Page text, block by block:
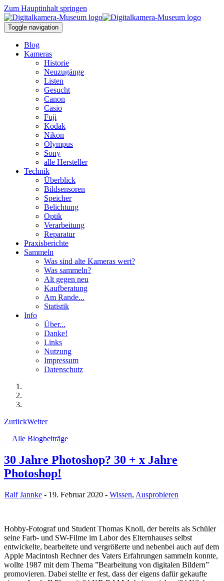
Zum Hauptinhalt springen
Toggle navigation
Blog
Kameras
Historie
Neuzugänge
Listen
Gesucht
Canon
Casio
Fuji
Kodak
Nikon
Olympus
Sony
alle Hersteller
Technik
Überblick
Bildsensoren
Speicher
Belichtung
Optik
Verarbeitung
Reparatur
Praxisberichte
Sammeln
Was sind alte Kameras wert?
Was sammeln?
Alt gegen neu
Kaufberatung
Am Rande...
Statistik
Info
Über...
Danke!
Links
Nutzung
Impressum
Datenschutz
ZurückWeiter
Alle Blogbeiträge
30 Jahre Photoshop? 30 + x Jahre
Photoshop!
Ralf Jannke - 19. Februar 2020 - Wissen, Ausprobieren
Hobby-Fotograf und Student Thomas Knoll, der bereits als Schüler
seine Farb- und SW-Filme im Labor des Elternhauses selbst
entwickelte, bearbeitete und vergrößerte und nebenbei auch auf dem
Apple Macintosh Rechner des Vaters Erfahrungen sammeln konnte,
wollte 1987 mit dem Thema ”Bearbeitung von digitalen Bildern”
promovieren. Dabei stellte er fest, dass der eigens dafür gekaufte